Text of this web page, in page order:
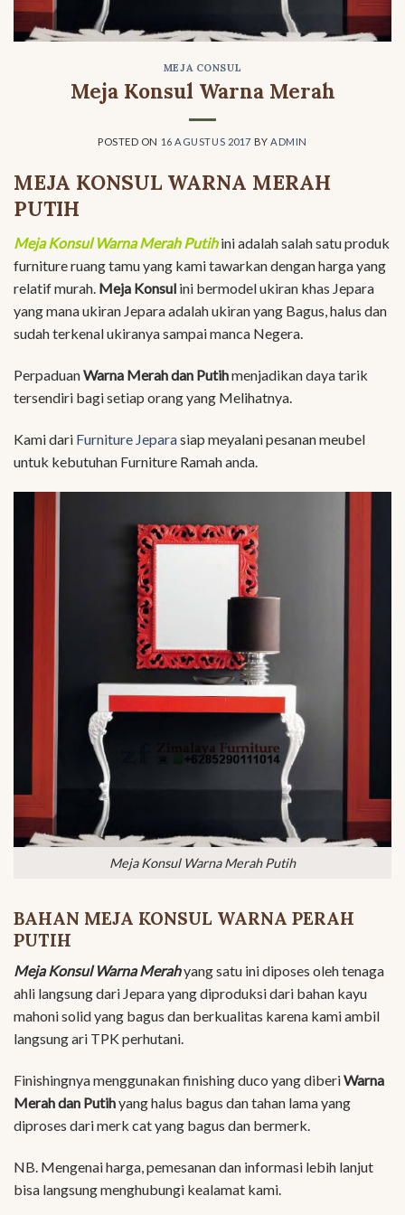
MEJA CONSUL
Meja Konsul Warna Merah
POSTED ON 16 AGUSTUS 2017 BYADMIN
MEJA KONSUL WARNA MERAH
PUTIH
Meja Konsul Warna Merah Putih ini adalah salah satu produk
furniture ruang tamu yang kami tawarkan dengan harga yang
relatif murah. Meja Konsul ini bermodel ukiran khas Jepara
yang mana ukiran Jepara adalah ukiran yang Bagus, halus dan
sudah terkenal ukiranya sampai manca Negera.
PerpaduanWarna Merah dan Putihmenjadikan daya tarik
tersendiri bagi setiap orang yang Melihatnya.
Kami dari Furniture Jeparasiap meyalani pesanan meubel
untuk kebutuhan Furniture Ramah anda.
Meja Konsul Warna Merah Putih
BAHAN MEJA KONSUL WARNA PERAH
PUTIH
Meja Konsul Warna Merahyang satu ini diposes oleh tenaga
ahli langsung dari Jepara yang diproduksi dari bahan kayu
mahoni solid yang bagus dan berkualitas karena kami ambil
langsung ari TPK perhutani.
Finishingnya menggunakan finishing duco yang diberiWarna
Merah dan Putihyang halus bagus dan tahan lama yang
diproses dari merk cat yang bagus dan bermerk.
NB. Mengenai harga, pemesanan dan informasi lebih lanjut
bisa langsung menghubungi kealamat kami.